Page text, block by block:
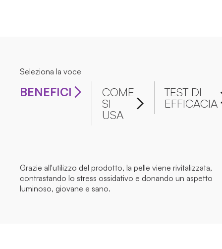
Seleziona la voce
BENEFICI COME
SI
USA
TEST DI
EFFICACIA
Grazie all'utilizzo del prodotto, la pelle viene rivitalizzata,
contrastando lo stress ossidativo e donando un aspetto
luminoso, giovane e sano.